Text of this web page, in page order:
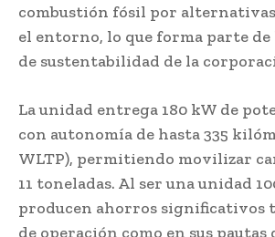
combustión fósil por
el entorno, lo que forma parte
de sustentabilidad de la
La unidad entrega 180 kW de
con autonomía de hasta 335
WLTP), permitiendo movilizar
11 toneladas. Al ser una unidad
producen ahorros significativos
de operación como en sus pautas